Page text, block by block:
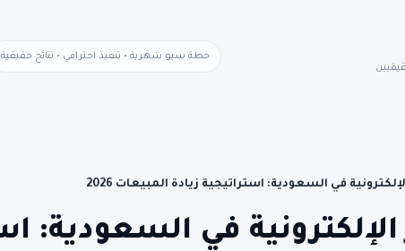
خطة سيو شهرية • تنفيذ احترافي • نتائج حقيقية
في السعودية: استراتيجية زيادة المبيعات 2026
في السعودية: